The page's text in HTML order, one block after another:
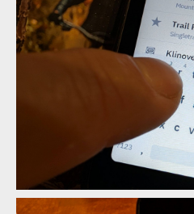
Mapy.com na Hammerhead Karoo
Mapy.com na Hammerhead Karoo
Mapy.com na Hammerhead Karoo